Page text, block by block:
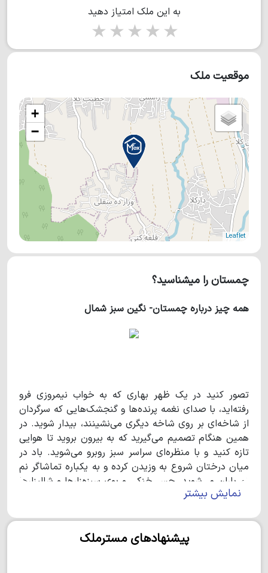
به این ملک امتیاز دهید
5 stars
4 stars
3 stars
2 stars
موقعیت ملک
+
−
Leaflet
چمستان را میشناسید؟
همه چیز درباره چمستان- نگین سبز شمال
تصور کنید در یک ظهر بهاری که به خواب نیمروزی فرو
رفته‌اید، با صدای نغمه پرنده‌ها و گنجشک‌هایی که سرگردان
از شاخه‌ای بر روی شاخه دیگری می‌نشینند، بیدار شوید. در
همین هنگام تصمیم می‌گیرید که به بیرون بروید تا هوایی
تازه کنید و با منظره‌ای سراسر سبز روبرو می‌شوید. باد در
میان درختان شروع به وزیدن کرده و به یکباره تماشاگر نم
نم باران می‌شوید. حس خنکی و بوی سبزه‌زارها و شالیزارها
همان بهشتی است که همیشه انتظارش را داشتید. درست
حتی خوردن نان محلی و عطر چای، طعم دیگری دارد. از
مردمان بومی این منطقه شنیده‌ام که نام چمستان به دلیل
نمایش بیشتر
پیشنهادهای مسترملک